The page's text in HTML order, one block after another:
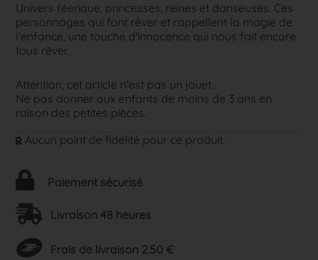
Univers féerique, princesses, reines et danseuses. Ces
personnages qui font rêver et rappellent la magie de
l'enfance, une touche d'innocence qui nous fait encore
tous rêver.
Attention, cet article n'est pas un jouet.
Ne pas donner aux enfants de moins de 3 ans en
raison des petites pièces.
Aucun point de fidélité pour ce produit.
Paiement sécurisé
Livraison 48 heures
Frais de livraison 2.50 €